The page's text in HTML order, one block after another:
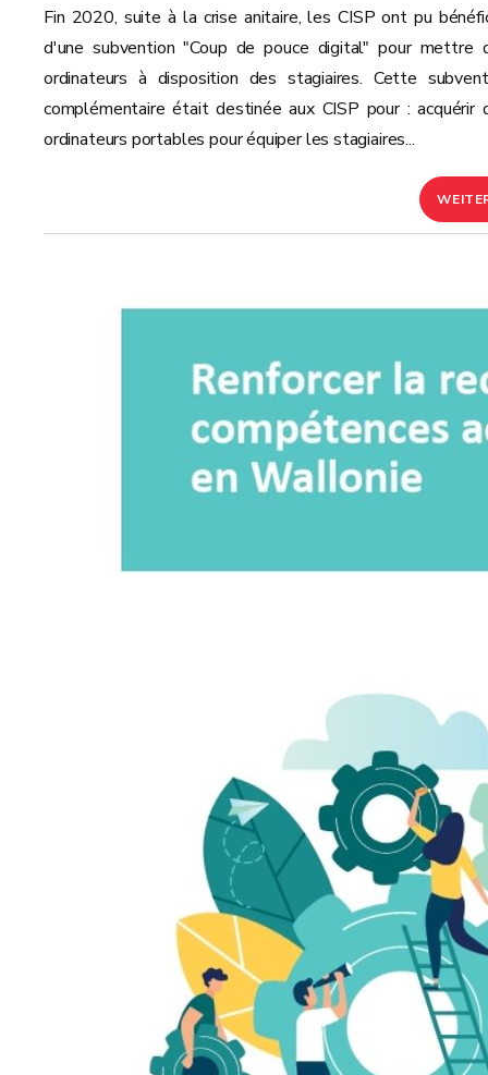
Fin 2020, suite à la crise anitaire, les CISP ont pu
d'une subvention "Coup de pouce digital" pour mettre
ordinateurs à disposition des stagiaires. Cette
complémentaire était destinée aux CISP pour : acquérir
ordinateurs portables pour équiper les stagiaires...